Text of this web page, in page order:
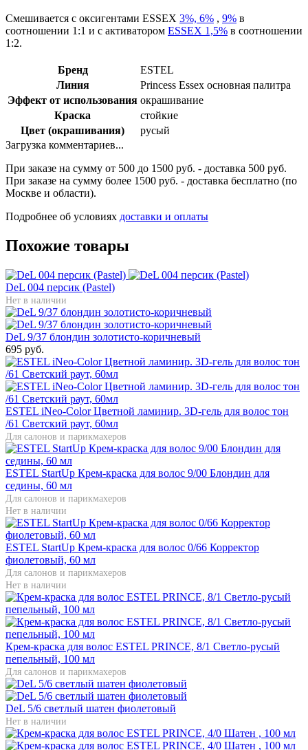
Смешивается с оксигентами ESSEX 3%, 6% , 9% в
соотношении 1:1 и с активатором ESSEX 1,5% в соотношении
1:2.
Бренд
ESTEL
Линия
Princess Essex основная палитра
Эффект от использования окрашивание
Краска
стойкие
Цвет (окрашивания)
русый
Загрузка комментариев...
При заказе на сумму от 500 до 1500 руб. - доставка 500 руб.
При заказе на сумму более 1500 руб. - доставка бесплатно (по
Москве и области).
Подробнее об условиях доставки и оплаты
Похожие товары
DeL 004 персик (Pastel)
Нет в наличии
DeL 9/37 блондин золотисто-коричневый
695 руб.
ESTEL iNeo-Color Цветной ламинир. 3D-гель для волос тон
/61 Светский раут, 60мл
Для салонов и парикмахеров
ESTEL StartUp Крем-краска для волос 9/00 Блондин для
седины, 60 мл
Для салонов и парикмахеров
Нет в наличии
ESTEL StartUp Крем-краска для волос 0/66 Корректор
фиолетовый, 60 мл
Для салонов и парикмахеров
Нет в наличии
Крем-краска для волос ESTEL PRINCE, 8/1 Светло-русый
пепельный, 100 мл
Для салонов и парикмахеров
DeL 5/6 светлый шатен фиолетовый
Нет в наличии